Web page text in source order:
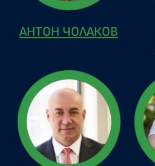
АНТОН ЧОЛАКОВ